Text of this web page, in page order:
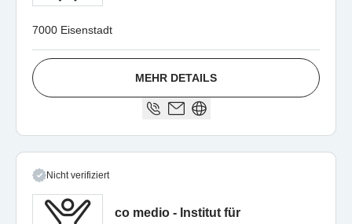
7000 Eisenstadt
MEHR DETAILS
Nicht verifiziert
co medio - Institut für